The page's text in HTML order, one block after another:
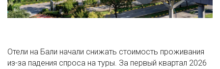
Отели на Бали начали снижать стоимость проживания
из-за падения спроса на туры. За первый квартал 2026